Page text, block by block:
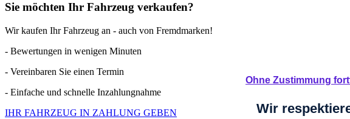
Sie möchten Ihr Fahrzeug verkaufen?
Wir kaufen Ihr Fahrzeug an - auch von Fremdmarken!
- Bewertungen in wenigen Minuten
- Vereinbaren Sie einen Termin
- Einfache und schnelle Inzahlungnahme
IHR FAHRZEUG IN ZAHLUNG GEBEN
Ohne Zustimmung
Wir